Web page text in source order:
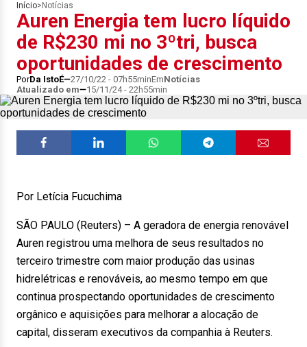
Início> Notícias
Auren Energia tem lucro líquido
de R$230 mi no 3ºtri, busca
oportunidades de crescimento
PorDa IstoÉ 27/10/22 - 07h55minEmNotícias
Atualizado em
15/11/24 - 22h55min
Por Letícia Fucuchima
SÃO PAULO (Reuters) – A geradora de energia renovável
Auren registrou uma melhora de seus resultados no
terceiro trimestre com maior produção das usinas
hidrelétricas e renováveis, ao mesmo tempo em que
continua prospectando oportunidades de crescimento
orgânico e aquisições para melhorar a alocação de
capital, disseram executivos da companhia à Reuters.